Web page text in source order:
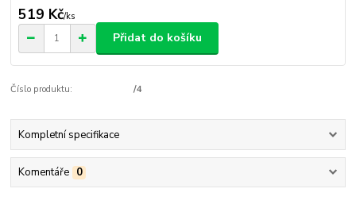
519 Kč/ks
Přidat do košíku
Číslo produktu: /4
Kompletní specifikace
Komentáře 0